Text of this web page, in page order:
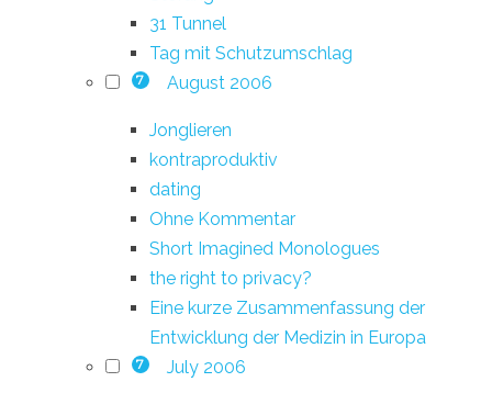
31 Tunnel
Tag mit Schutzumschlag
7 August 2006
Jonglieren
kontraproduktiv
dating
Ohne Kommentar
Short Imagined Monologues
the right to privacy?
Eine kurze Zusammenfassung der
Entwicklung der Medizin in Europa
7 July 2006